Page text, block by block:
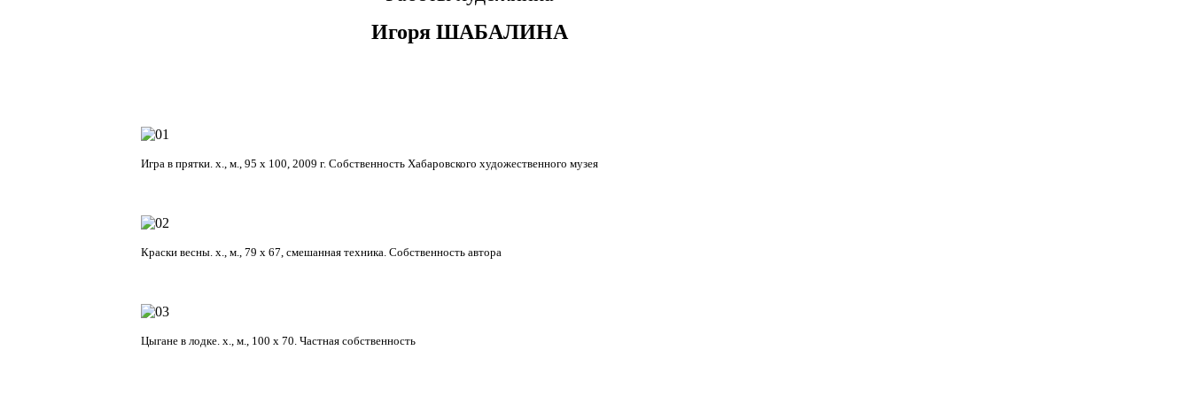
Игоря ШАБАЛИНА
Игра в прятки. х., м., 95 х 100, 2009 г. Собственность Хабаровского художественного музея
Краски весны. х., м., 79 х 67, смешанная техника. Собственность автора
Цыгане в лодке. х., м., 100 х 70. Частная собственность